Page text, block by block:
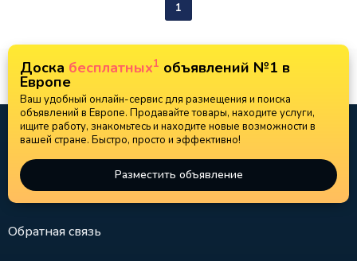
1
Доска бесплатных1 объявлений №1 в
Европе
Ваш удобный онлайн-сервис для размещения и поиска
объявлений в Европе. Продавайте товары, находите услуги,
ищите работу, знакомьтесь и находите новые возможности в
вашей стране. Быстро, просто и эффективно!
Разместить объявление
Обратная связь